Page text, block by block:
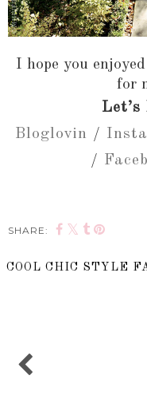
I hope you
for
Bloglovin /
/
SHARE:
COOL CHIC STYLE